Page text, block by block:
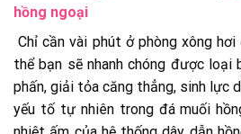
hồng ngoại
Chỉ cần vài phút ở phòng xông
thể bạn sẽ nhanh chóng được
phấn, giải tỏa căng thẳng, sinh lực
yếu tố tự nhiên trong đá muối